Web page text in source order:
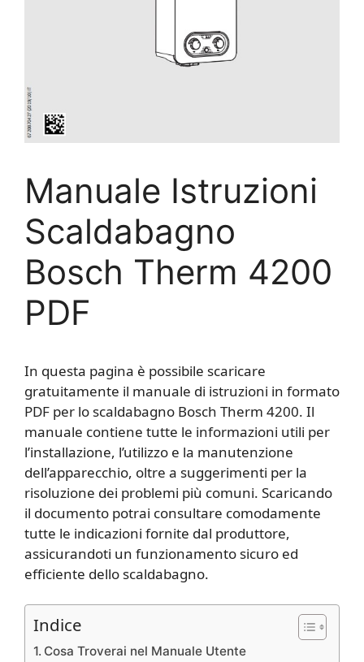
Manuale Istruzioni
Scaldabagno
Bosch Therm 4200
PDF
In questa pagina è possibile scaricare
gratuitamente il manuale di istruzioni in formato
PDF per lo scaldabagno Bosch Therm 4200. Il
manuale contiene tutte le informazioni utili per
l’installazione, l’utilizzo e la manutenzione
dell’apparecchio, oltre a suggerimenti per la
risoluzione dei problemi più comuni. Scaricando
il documento potrai consultare comodamente
tutte le indicazioni fornite dal produttore,
assicurandoti un funzionamento sicuro ed
efficiente dello scaldabagno.
Indice
Cosa Troverai nel Manuale Utente